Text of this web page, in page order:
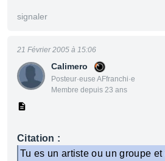
signaler
Calimero
Posteur·euse AFfranchi·e
Membre depuis 23 ans
21 Février 2005 à 15:06
Citation :
Tu es un artiste ou un groupe